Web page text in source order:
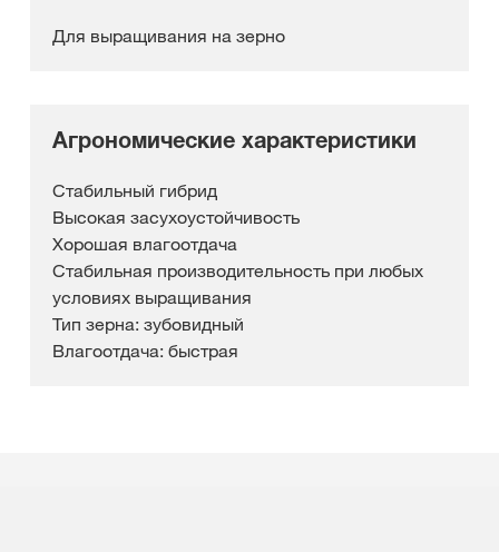
Для выращивания на зерно
Агрономические характеристики
Стабильный гибрид
Высокая засухоустойчивость
Хорошая влагоотдача
Стабильная производительность при любых
условиях выращивания
Тип зерна: зубовидный
Влагоотдача: быстрая